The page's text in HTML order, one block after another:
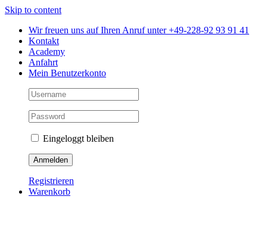
Skip to content
Wir freuen uns auf Ihren Anruf unter +49-228-92 93 91 41
Kontakt
Academy
Anfahrt
Mein Benutzerkonto
Eingeloggt bleiben
Registrieren
Warenkorb